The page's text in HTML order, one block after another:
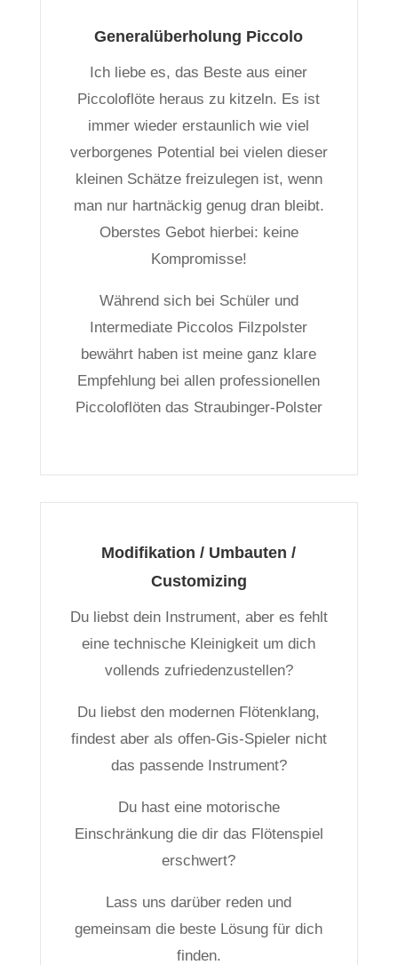
Generalüberholung Piccolo
Ich liebe es, das Beste aus einer
Piccoloflöte heraus zu kitzeln. Es ist
immer wieder erstaunlich wie viel
verborgenes Potential bei vielen dieser
kleinen Schätze freizulegen ist, wenn
man nur hartnäckig genug dran bleibt.
Oberstes Gebot hierbei: keine
Kompromisse!
Während sich bei Schüler und
Intermediate Piccolos Filzpolster
bewährt haben ist meine ganz klare
Empfehlung bei allen professionellen
Piccoloflöten das Straubinger-Polster
Modifikation / Umbauten /
Customizing
Du liebst dein Instrument, aber es fehlt
eine technische Kleinigkeit um dich
vollends zufriedenzustellen?
Du liebst den modernen Flötenklang,
findest aber als offen-Gis-Spieler nicht
das passende Instrument?
Du hast eine motorische
Einschränkung die dir das Flötenspiel
erschwert?
Lass uns darüber reden und
gemeinsam die beste Lösung für dich
finden.